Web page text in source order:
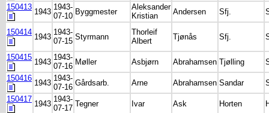
150413
1943
1943-
07-10 Byggmester
Aleksander
Kristian
Andersen Sfj.
150414
1943
1943-
07-15 Styrmann
Thorleif
Albert
Tjønås Sfj.
150415
1943
1943-
07-16 Møller Asbjørn Abrahamsen Tjølling
150416
1943
1943-
07-16 Gårdsarb. Arne Abrahamsen Sandar
150417
1943
1943-
07-17 Tegner Ivar Ask Horten